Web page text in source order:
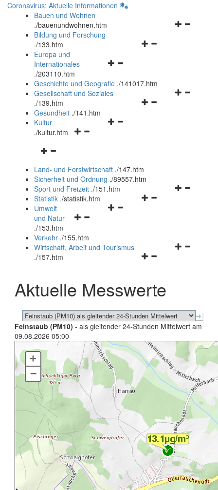
Coronavirus: Aktuelle Informationen
Bauen und Wohnen
./bauenundwohnen.htm
Navigationsmenü
Bildung und Forschung
./133.htm
Navigationsmenü
und
schließen
Europa und
Internationales
./203110.htm
Geschichte und Geografie ./141017.htm
Navigationsmenü
Gesellschaft und Soziales
./139.htm
Navigationsmenü
Gesundheit ./141.htm
Navigationsmenü
Kultur
./kultur.htm
Navigationsmenü
und
schließen
Land- und Forstwirtschaft ./147.htm
Sicherheit und Ordnung ./89557.htm
Navigationsmenü
Sport und Freizeit ./151.htm
Navigationsmenü
Statistik ./statistik.htm
Navigationsmenü
und
schließen
Umwelt
und Natur
./153.htm
Verkehr ./155.htm
Navigationsmenü
schließen
Wirtschaft, Arbeit und Tourismus
./157.htm
Aktuelle Messwerte
Feinstaub (PM10) - als gleitender 24-Stunden Mittelwert am
09.08.2026 05:00
+
–